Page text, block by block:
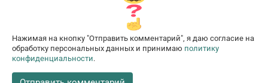
Нажимая на кнопку "Отправить комментарий", я даю согласие на
обработку персональных данных и принимаю политику
конфиденциальности.